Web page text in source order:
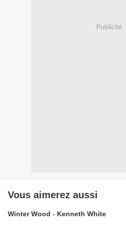
Publicité
Vous aimerez aussi
Winter Wood - Kenneth White